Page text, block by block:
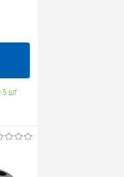
5 шт